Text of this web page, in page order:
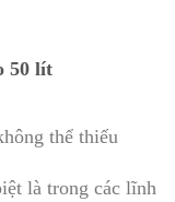
50 lít
thể thiếu
là trong các lĩnh